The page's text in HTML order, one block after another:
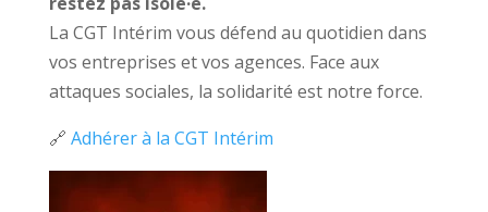
La CGT Intérim vous défend au quotidien dans
vos entreprises et vos agences. Face aux
attaques sociales, la solidarité est notre force.
🔗 Adhérer à la CGT Intérim